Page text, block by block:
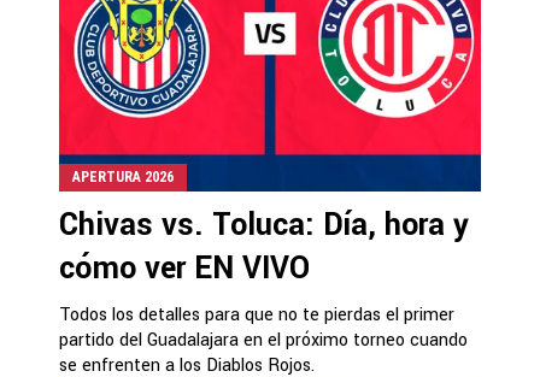
APERTURA 2026
Chivas vs. Toluca: Día, hora y
cómo ver EN VIVO
Todos los detalles para que no te pierdas el primer
partido del Guadalajara en el próximo torneo cuando
se enfrenten a los Diablos Rojos.